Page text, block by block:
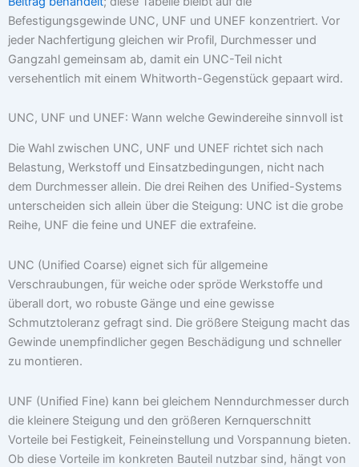
Befestigungsgewinde UNC, UNF und UNEF konzentriert. Vor
jeder Nachfertigung gleichen wir Profil, Durchmesser und
Gangzahl gemeinsam ab, damit ein UNC-Teil nicht
versehentlich mit einem Whitworth-Gegenstück gepaart wird.
UNC, UNF und UNEF: Wann welche Gewindereihe sinnvoll ist
Die Wahl zwischen UNC, UNF und UNEF richtet sich nach
Belastung, Werkstoff und Einsatzbedingungen, nicht nach
dem Durchmesser allein. Die drei Reihen des Unified-Systems
unterscheiden sich allein über die Steigung: UNC ist die grobe
Reihe, UNF die feine und UNEF die extrafeine.
UNC (Unified Coarse) eignet sich für allgemeine
Verschraubungen, für weiche oder spröde Werkstoffe und
überall dort, wo robuste Gänge und eine gewisse
Schmutztoleranz gefragt sind. Die größere Steigung macht das
Gewinde unempfindlicher gegen Beschädigung und schneller
zu montieren.
UNF (Unified Fine) kann bei gleichem Nenndurchmesser durch
die kleinere Steigung und den größeren Kernquerschnitt
Vorteile bei Festigkeit, Feineinstellung und Vorspannung bieten.
Ob diese Vorteile im konkreten Bauteil nutzbar sind, hängt von